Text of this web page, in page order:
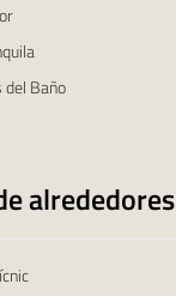
Baño
alrededores